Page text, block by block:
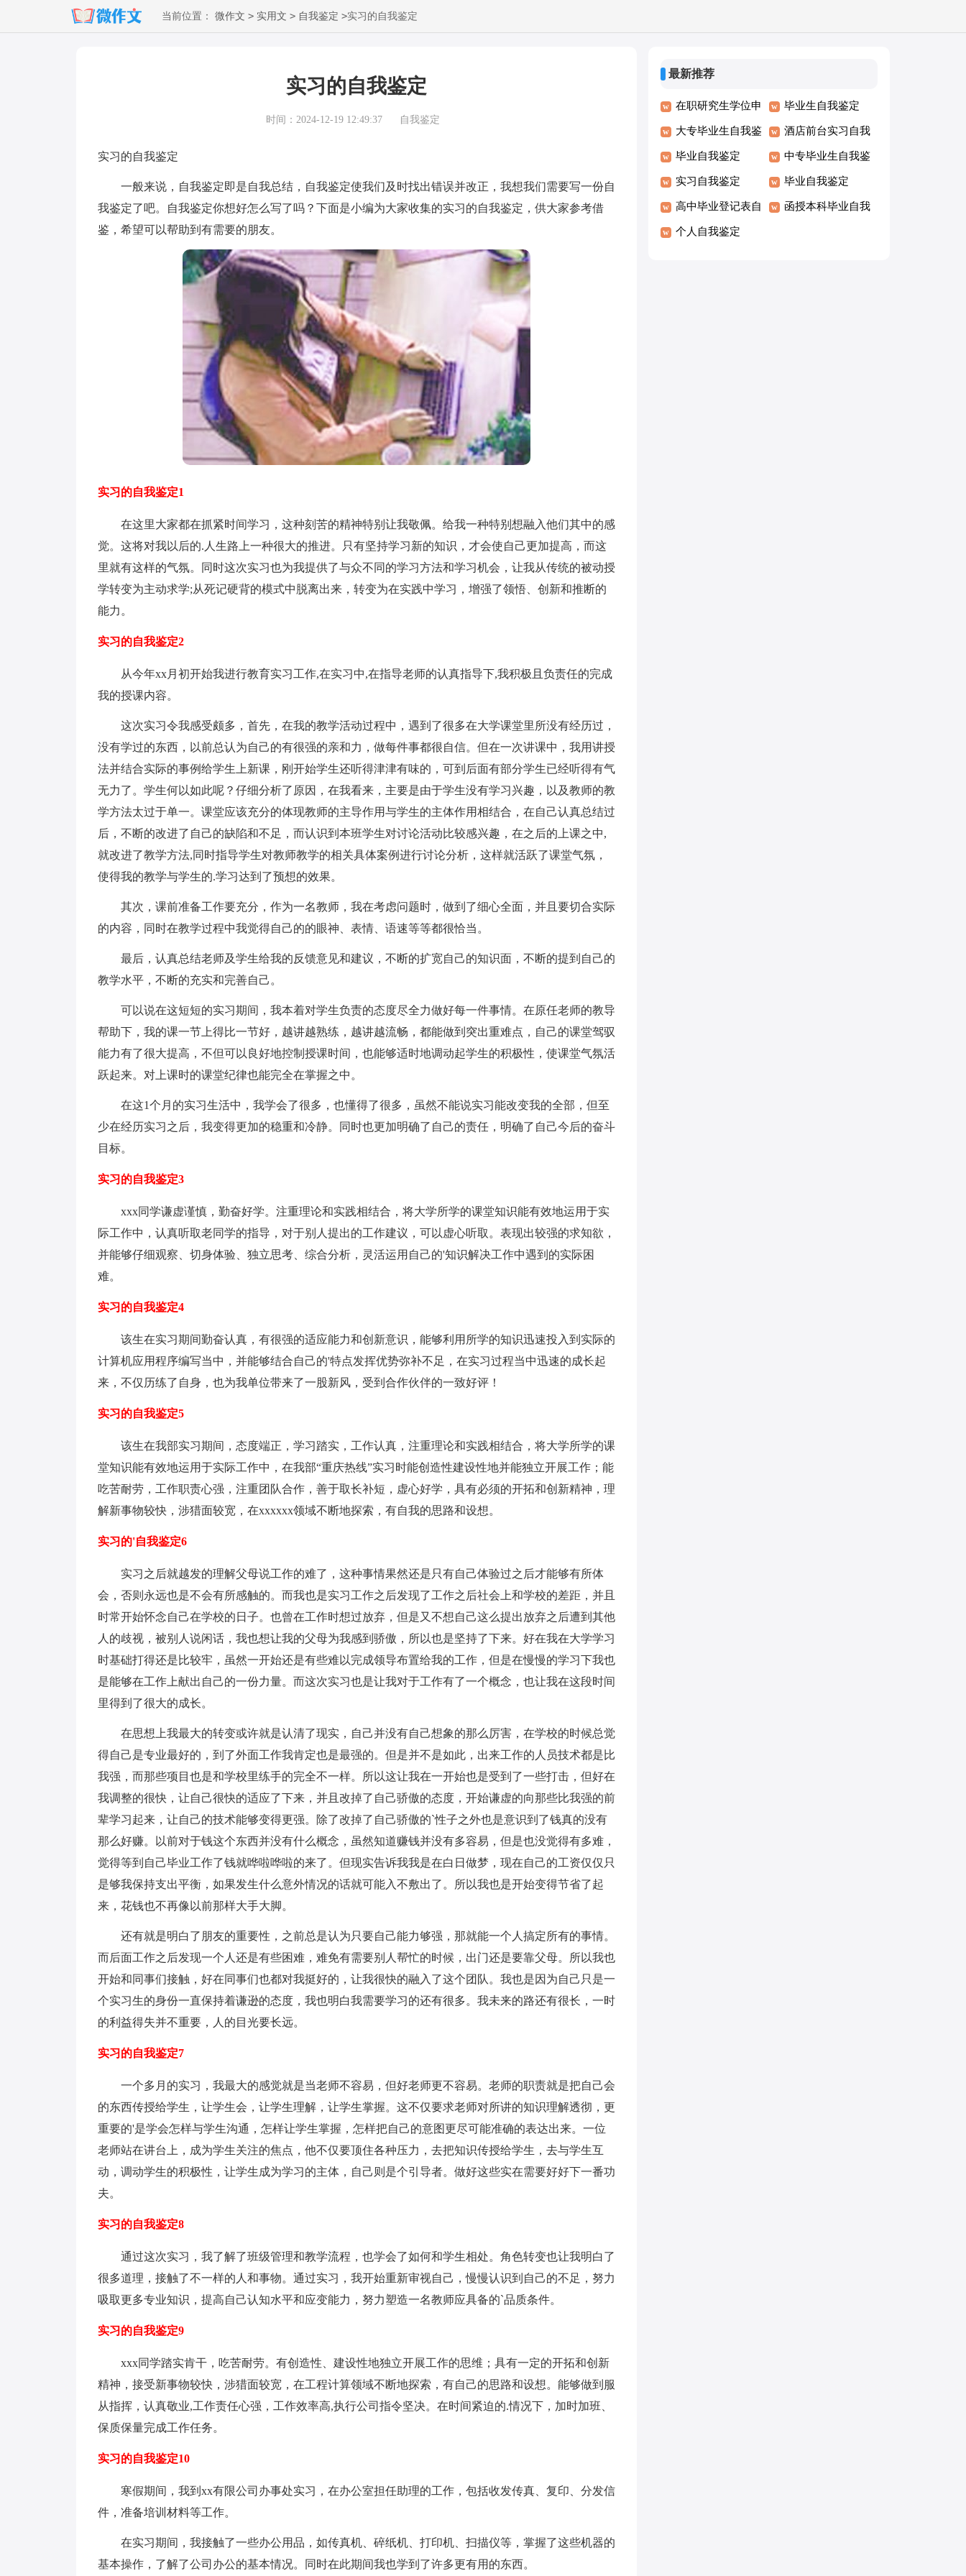
当前位置： 微作文 > 实用文 > 自我鉴定 >实习的自我鉴定
实习的自我鉴定
时间：2024-12-19 12:49:37 自我鉴定
实习的自我鉴定
一般来说，自我鉴定即是自我总结，自我鉴定使我们及时找出错误并改正，我想我们需要写一份自
我鉴定了吧。自我鉴定你想好怎么写了吗？下面是小编为大家收集的实习的自我鉴定，供大家参考借
鉴，希望可以帮助到有需要的朋友。
实习的自我鉴定1
在这里大家都在抓紧时间学习，这种刻苦的精神特别让我敬佩。给我一种特别想融入他们其中的感
觉。这将对我以后的.人生路上一种很大的推进。只有坚持学习新的知识，才会使自己更加提高，而这
里就有这样的气氛。同时这次实习也为我提供了与众不同的学习方法和学习机会，让我从传统的被动授
学转变为主动求学;从死记硬背的模式中脱离出来，转变为在实践中学习，增强了领悟、创新和推断的
能力。
实习的自我鉴定2
从今年xx月初开始我进行教育实习工作,在实习中,在指导老师的认真指导下,我积极且负责任的完成
我的授课内容。
这次实习令我感受颇多，首先，在我的教学活动过程中，遇到了很多在大学课堂里所没有经历过，
没有学过的东西，以前总认为自己的有很强的亲和力，做每件事都很自信。但在一次讲课中，我用讲授
法并结合实际的事例给学生上新课，刚开始学生还听得津津有味的，可到后面有部分学生已经听得有气
无力了。学生何以如此呢？仔细分析了原因，在我看来，主要是由于学生没有学习兴趣，以及教师的教
学方法太过于单一。课堂应该充分的体现教师的主导作用与学生的主体作用相结合，在自己认真总结过
后，不断的改进了自己的缺陷和不足，而认识到本班学生对讨论活动比较感兴趣，在之后的上课之中,
就改进了教学方法,同时指导学生对教师教学的相关具体案例进行讨论分析，这样就活跃了课堂气氛，
使得我的教学与学生的.学习达到了预想的效果。
其次，课前准备工作要充分，作为一名教师，我在考虑问题时，做到了细心全面，并且要切合实际
的内容，同时在教学过程中我觉得自己的的眼神、表情、语速等等都很恰当。
最后，认真总结老师及学生给我的反馈意见和建议，不断的扩宽自己的知识面，不断的提到自己的
教学水平，不断的充实和完善自己。
可以说在这短短的实习期间，我本着对学生负责的态度尽全力做好每一件事情。在原任老师的教导
帮助下，我的课一节上得比一节好，越讲越熟练，越讲越流畅，都能做到突出重难点，自己的课堂驾驭
能力有了很大提高，不但可以良好地控制授课时间，也能够适时地调动起学生的积极性，使课堂气氛活
跃起来。对上课时的课堂纪律也能完全在掌握之中。
在这1个月的实习生活中，我学会了很多，也懂得了很多，虽然不能说实习能改变我的全部，但至
少在经历实习之后，我变得更加的稳重和冷静。同时也更加明确了自己的责任，明确了自己今后的奋斗
目标。
实习的自我鉴定3
xxx同学谦虚谨慎，勤奋好学。注重理论和实践相结合，将大学所学的课堂知识能有效地运用于实
际工作中，认真听取老同学的指导，对于别人提出的工作建议，可以虚心听取。表现出较强的求知欲，
并能够仔细观察、切身体验、独立思考、综合分析，灵活运用自己的'知识解决工作中遇到的实际困
难。
实习的自我鉴定4
该生在实习期间勤奋认真，有很强的适应能力和创新意识，能够利用所学的知识迅速投入到实际的
计算机应用程序编写当中，并能够结合自己的'特点发挥优势弥补不足，在实习过程当中迅速的成长起
来，不仅历练了自身，也为我单位带来了一股新风，受到合作伙伴的一致好评！
实习的自我鉴定5
该生在我部实习期间，态度端正，学习踏实，工作认真，注重理论和实践相结合，将大学所学的课
堂知识能有效地运用于实际工作中，在我部“重庆热线”实习时能创造性建设性地并能独立开展工作；能
吃苦耐劳，工作职责心强，注重团队合作，善于取长补短，虚心好学，具有必须的开拓和创新精神，理
解新事物较快，涉猎面较宽，在xxxxxx领域不断地探索，有自我的思路和设想。
实习的'自我鉴定6
实习之后就越发的理解父母说工作的难了，这种事情果然还是只有自己体验过之后才能够有所体
会，否则永远也是不会有所感触的。而我也是实习工作之后发现了工作之后社会上和学校的差距，并且
时常开始怀念自己在学校的日子。也曾在工作时想过放弃，但是又不想自己这么提出放弃之后遭到其他
人的歧视，被别人说闲话，我也想让我的父母为我感到骄傲，所以也是坚持了下来。好在我在大学学习
时基础打得还是比较牢，虽然一开始还是有些难以完成领导布置给我的工作，但是在慢慢的学习下我也
是能够在工作上献出自己的一份力量。而这次实习也是让我对于工作有了一个概念，也让我在这段时间
里得到了很大的成长。
在思想上我最大的转变或许就是认清了现实，自己并没有自己想象的那么厉害，在学校的时候总觉
得自己是专业最好的，到了外面工作我肯定也是最强的。但是并不是如此，出来工作的人员技术都是比
我强，而那些项目也是和学校里练手的完全不一样。所以这让我在一开始也是受到了一些打击，但好在
我调整的很快，让自己很快的适应了下来，并且改掉了自己骄傲的态度，开始谦虚的向那些比我强的前
辈学习起来，让自己的技术能够变得更强。除了改掉了自己骄傲的`性子之外也是意识到了钱真的没有
那么好赚。以前对于钱这个东西并没有什么概念，虽然知道赚钱并没有多容易，但是也没觉得有多难，
觉得等到自己毕业工作了钱就哗啦哗啦的来了。但现实告诉我我是在白日做梦，现在自己的工资仅仅只
是够我保持支出平衡，如果发生什么意外情况的话就可能入不敷出了。所以我也是开始变得节省了起
来，花钱也不再像以前那样大手大脚。
还有就是明白了朋友的重要性，之前总是认为只要自己能力够强，那就能一个人搞定所有的事情。
而后面工作之后发现一个人还是有些困难，难免有需要别人帮忙的时候，出门还是要靠父母。所以我也
开始和同事们接触，好在同事们也都对我挺好的，让我很快的融入了这个团队。我也是因为自己只是一
个实习生的身份一直保持着谦逊的态度，我也明白我需要学习的还有很多。我未来的路还有很长，一时
的利益得失并不重要，人的目光要长远。
实习的自我鉴定7
一个多月的实习，我最大的感觉就是当老师不容易，但好老师更不容易。老师的职责就是把自己会
的东西传授给学生，让学生会，让学生理解，让学生掌握。这不仅要求老师对所讲的知识理解透彻，更
重要的'是学会怎样与学生沟通，怎样让学生掌握，怎样把自己的意图更尽可能准确的表达出来。一位
老师站在讲台上，成为学生关注的焦点，他不仅要顶住各种压力，去把知识传授给学生，去与学生互
动，调动学生的积极性，让学生成为学习的主体，自己则是个引导者。做好这些实在需要好好下一番功
夫。
实习的自我鉴定8
通过这次实习，我了解了班级管理和教学流程，也学会了如何和学生相处。角色转变也让我明白了
很多道理，接触了不一样的人和事物。通过实习，我开始重新审视自己，慢慢认识到自己的不足，努力
吸取更多专业知识，提高自己认知水平和应变能力，努力塑造一名教师应具备的`品质条件。
实习的自我鉴定9
xxx同学踏实肯干，吃苦耐劳。有创造性、建设性地独立开展工作的思维；具有一定的开拓和创新
精神，接受新事物较快，涉猎面较宽，在工程计算领域不断地探索，有自己的思路和设想。能够做到服
从指挥，认真敬业,工作责任心强，工作效率高,执行公司指令坚决。在时间紧迫的.情况下，加时加班、
保质保量完成工作任务。
实习的自我鉴定10
寒假期间，我到xx有限公司办事处实习，在办公室担任助理的工作，包括收发传真、复印、分发信
件，准备培训材料等工作。
在实习期间，我接触了一些办公用品，如传真机、碎纸机、打印机、扫描仪等，掌握了这些机器的
基本操作，了解了公司办公的基本情况。同时在此期间我也学到了许多更有用的东西。
最新推荐
在职研究生学位申
请自我鉴定
毕业生自我鉴定
大专毕业生自我鉴
定
酒店前台实习自我
鉴定
毕业自我鉴定 中专毕业生自我鉴
定
实习自我鉴定 毕业自我鉴定
高中毕业登记表自
我鉴定
函授本科毕业自我
个人自我鉴定